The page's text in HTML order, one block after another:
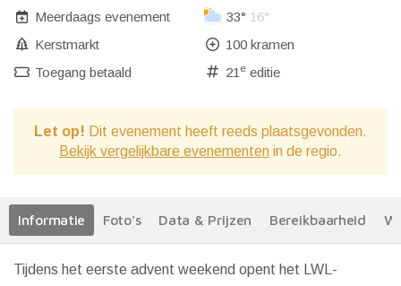
Meerdaags evenement
Kerstmarkt
Toegang betaald
33° 16°
100 kramen
21 eeditie
Let op! Dit evenement heeft reeds plaatsgevonden.
Bekijk vergelijkbare evenementen in de regio.
Informatie Foto's Data & Prijzen Bereikbaarheid
Tijdens het eerste advent weekend opent het LWL-